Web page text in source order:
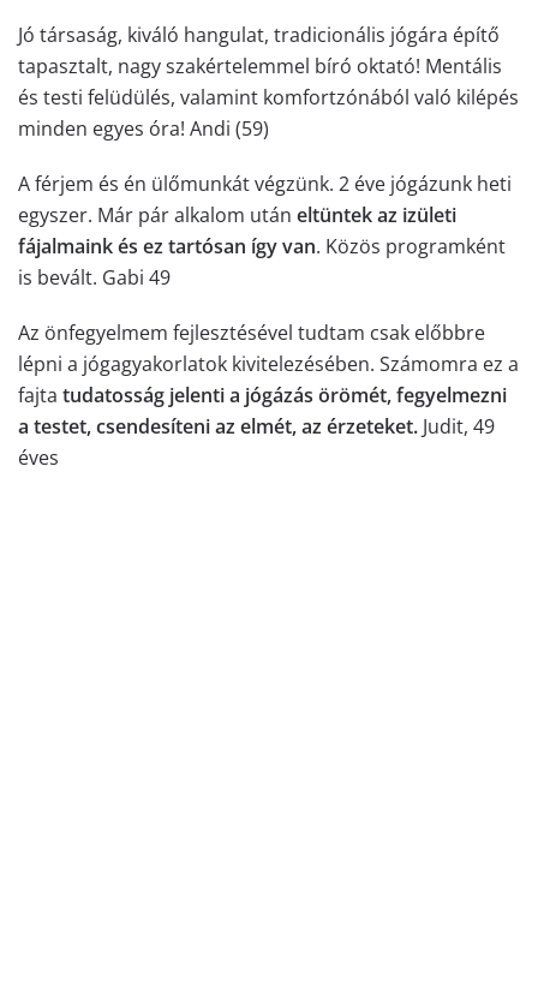
Jó társaság, kiváló hangulat, tradicionális jógára építő
tapasztalt, nagy szakértelemmel bíró oktató! Mentális
és testi felüdülés, valamint komfortzónából való kilépés
minden egyes óra! Andi (59)
A férjem és én ülőmunkát végzünk. 2 éve jógázunk heti
egyszer. Már pár alkalom után eltüntek az izületi
fájalmaink és ez tartósan így van. Közös programként
is bevált. Gabi 49
Az önfegyelmem fejlesztésével tudtam csak előbbre
lépni a jógagyakorlatok kivitelezésében. Számomra ez a
fajta tudatosság jelenti a jógázás örömét, fegyelmezni
a testet, csendesíteni az elmét, az érzeteket. Judit, 49
éves